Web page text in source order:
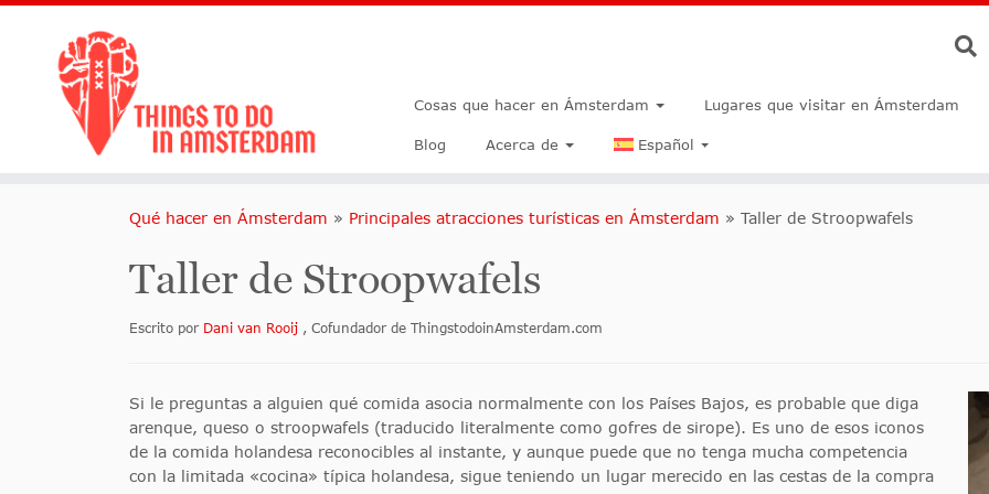
Cosas que hacer en Ámsterdam Lugares que visitar en Ámsterdam
Blog Acerca de Español
Qué hacer en Ámsterdam » Principales atracciones turísticas en Ámsterdam » Taller de Stroopwafels
Taller de Stroopwafels
Escrito por Dani van Rooij , Cofundador de ThingstodoinAmsterdam.com
Si le preguntas a alguien qué comida asocia normalmente con los Países Bajos, es probable que diga
arenque, queso o stroopwafels (traducido literalmente como gofres de sirope). Es uno de esos iconos
de la comida holandesa reconocibles al instante, y aunque puede que no tenga mucha competencia
con la limitada «cocina» típica holandesa, sigue teniendo un lugar merecido en las cestas de la compra